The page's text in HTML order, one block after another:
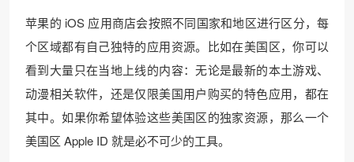
苹果的 iOS 应用商店会按照不同国家和地区进行区分，每
个区域都有自己独特的应用资源。比如在美国区，你可以
看到大量只在当地上线的内容：无论是最新的本土游戏、
动漫相关软件，还是仅限美国用户购买的特色应用，都在
其中。如果你希望体验这些美国区的独家资源，那么一个
美国区 Apple ID 就是必不可少的工具。